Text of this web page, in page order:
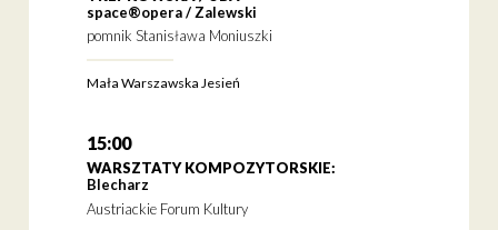
space®opera / Zalewski
pomnik Stanisława Moniuszki
Mała Warszawska Jesień
15:00
WARSZTATY KOMPOZYTORSKIE:
Blecharz
Austriackie Forum Kultury